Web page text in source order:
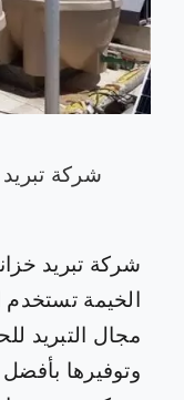
شركة
شركة تبريد
الخيمة
مجال التبريد
وتوفيرها